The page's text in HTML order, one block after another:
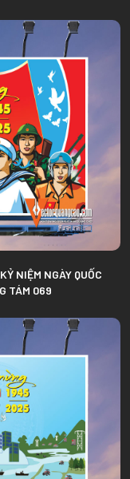
NIỆM NGÀY QUỐC
TÁM 069